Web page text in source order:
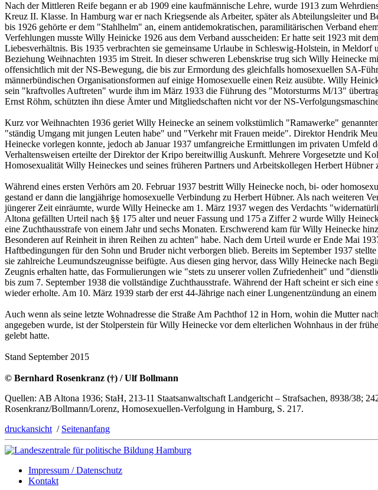
Nach der Mittleren Reife begann er ab 1909 eine kaufmännische Lehre, wurde 1913 zum
Kreuz II. Klasse. In Hamburg war er nach Kriegsende als Arbeiter, später als Abteilungsleiter
bis 1926 gehörte er dem "Stahlhelm" an, einem antidemokratischen, paramilitärischen Verband
Verfehlungen musste Willy Heinicke 1926 aus dem Verband ausscheiden: Er hatte seit 1923 mit
Liebesverhältnis. Bis 1935 verbrachten sie gemeinsame Urlaube in Schleswig-Holstein, in
Beziehung Weihnachten 1935 im Streit. In dieser schweren Lebenskrise trug sich Willy Heinecke
offensichtlich mit der NS-Bewegung, die bis zur Ermordung des gleichfalls homosexuellen SA-
männerbündischen Organisationsformen auf einige Homosexuelle einen Reiz ausübte. Willy
sein "kraftvolles Auftreten" wurde ihm im März 1933 die Führung des "Motorsturms M/13"
Ernst Röhm, schützten ihn diese Ämter und Mitgliedschaften nicht vor der NS-
Kurz vor Weihnachten 1936 geriet Willy Heinecke an seinem volkstümlich "Ramawerke"
"ständig Umgang mit jungen Leuten habe" und "Verkehr mit Frauen meide". Direktor Hendrik
Heinecke vorlegen konnte, jedoch ab Januar 1937 umfangreiche Ermittlungen im privaten
Verhaltensweisen erteilte der Direktor der Kripo bereitwillig Auskunft. Mehrere Vorgesetzte und
Homosexualität Willy Heineckes und seines früheren Partners und Arbeitskollegen Herbert
Während eines ersten Verhörs am 20. Februar 1937 bestritt Willy Heinecke noch, bi- oder
gestand er dann die langjährige homosexuelle Verbindung zu Herbert Hübner. Als nach weiteren
jüngerer Zeit einräumte, wurde Willy Heinecke am 1. März 1937 wegen des Verdachts
Altona gefällten Urteil nach §§ 175 alter und neuer Fassung und 175 a Ziffer 2 wurde Willy
eine Zuchthausstrafe von einem Jahr und sechs Monaten. Erschwerend kam für Willy Heinecke
Besonderen auf Reinheit in ihren Reihen zu achten" habe. Nach dem Urteil wurde er Ende Mai
Haftbedingungen für den Sohn und Bruder nicht verborgen blieb. Bereits im September 1937
sie zahlreiche Leumundszeugnisse beifügte. Aus diesen ging hervor, dass Willy Heinecke nach
Zeugnis erhalten hatte, das Formulierungen wie "stets zu unserer vollen Zufriedenheit" und
bis zum 7. September 1938 die vollständige Zuchthausstrafe. Während der Haft scheint er sich
wieder erholte. Am 10. März 1939 starb der erst 44-Jährige nach einer Lungenentzündung an
Auch wenn als seine letzte Wohnadresse die Straße Am Pachthof 12 in Horn, wohin die Mutter
angegeben wurde, ist der Stolperstein für Willy Heinecke vor dem elterlichen Wohnhaus in der
gelebt hatte.
Stand September 2015
© Bernhard Rosenkranz (†) / Ulf Bollmann
Quellen: AB Altona 1936; StaH, 213-11 Staatsanwaltschaft Landgericht – Strafsachen, 8938/38;
Rosenkranz/Bollmann/Lorenz, Homosexuellen-Verfolgung in Hamburg, S. 217.
druckansicht / Seitenanfang
Impressum / Datenschutz
Kontakt